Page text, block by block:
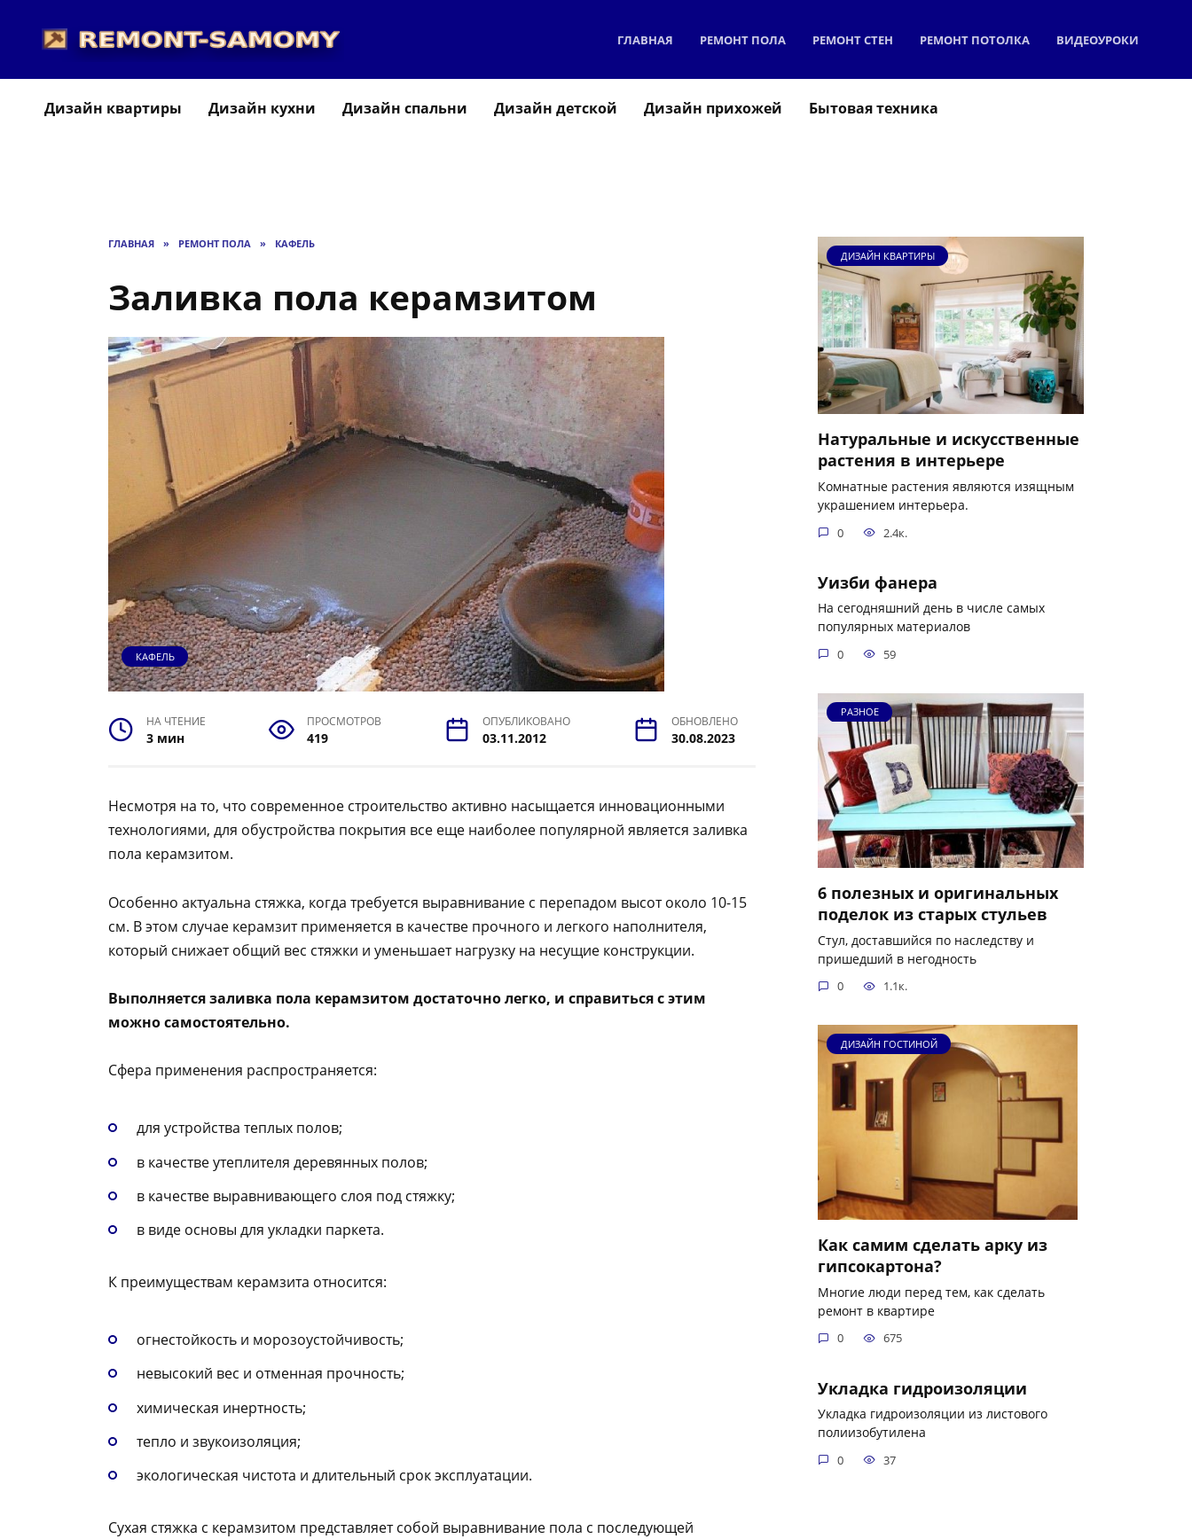
содержанию
ГЛАВНАЯ РЕМОНТ ПОЛА РЕМОНТ СТЕН РЕМОНТ ПОТОЛКА ВИДЕОУРОКИ
Дизайн квартиры Дизайн кухни Дизайн спальни Дизайн детской Дизайн прихожей Бытовая техника
ГЛАВНАЯ » РЕМОНТ ПОЛА » КАФЕЛЬ
Заливка пола керамзитом
КАФЕЛЬ
НА ЧТЕНИЕ
3 мин
ПРОСМОТРОВ
419
ОПУБЛИКОВАНО
03.11.2012
ОБНОВЛЕНО
30.08.2023
Несмотря на то, что современное строительство активно насыщается инновационными
технологиями, для обустройства покрытия все еще наиболее популярной является заливка
пола керамзитом.
Особенно актуальна стяжка, когда требуется выравнивание с перепадом высот около 10-15
см. В этом случае керамзит применяется в качестве прочного и легкого наполнителя,
который снижает общий вес стяжки и уменьшает нагрузку на несущие конструкции.
Выполняется заливка пола керамзитом достаточно легко, и справиться с этим
можно самостоятельно.
Сфера применения распространяется:
для устройства теплых полов;
в качестве утеплителя деревянных полов;
в качестве выравнивающего слоя под стяжку;
в виде основы для укладки паркета.
К преимуществам керамзита относится:
огнестойкость и морозоустойчивость;
невысокий вес и отменная прочность;
химическая инертность;
тепло и звукоизоляция;
экологическая чистота и длительный срок эксплуатации.
Сухая стяжка с керамзитом представляет собой выравнивание пола с последующей
ДИЗАЙН КВАРТИРЫ
Натуральные и искусственные
растения в интерьере
Комнатные растения являются изящным
украшением интерьера.
0 2.4к.
Уизби фанера
На сегодняшний день в числе самых
популярных материалов
0 59
РАЗНОЕ
6 полезных и оригинальных
поделок из старых стульев
Стул, доставшийся по наследству и
пришедший в негодность
0 1.1к.
ДИЗАЙН ГОСТИНОЙ
Как самим сделать арку из
гипсокартона?
Многие люди перед тем, как сделать
ремонт в квартире
0 675
Укладка гидроизоляции
Укладка гидроизоляции из листового
полиизобутилена
0 37